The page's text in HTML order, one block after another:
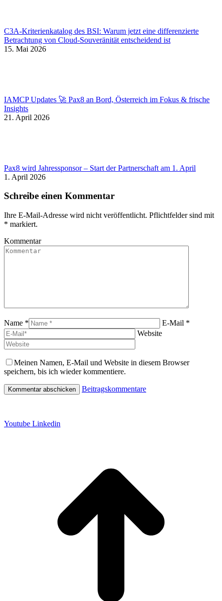
C3A-Kriterienkatalog des BSI: Warum jetzt eine differenzierte
Betrachtung von Cloud-Souveränität entscheidend ist
15. Mai 2026
IAMCP Updates 🚀 Pax8 an Bord, Österreich im Fokus & frische
Insights
21. April 2026
Pax8 wird Jahressponsor – Start der Partnerschaft am 1. April
1. April 2026
Schreibe einen Kommentar
Ihre E-Mail-Adresse wird nicht veröffentlicht. Pflichtfelder sind mit
* markiert.
Kommentar
Name *
E-Mail *
Website
Meinen Namen, E-Mail und Website in diesem Browser
speichern, bis ich wieder kommentiere.
Beitragskommentare
Youtube Linkedin